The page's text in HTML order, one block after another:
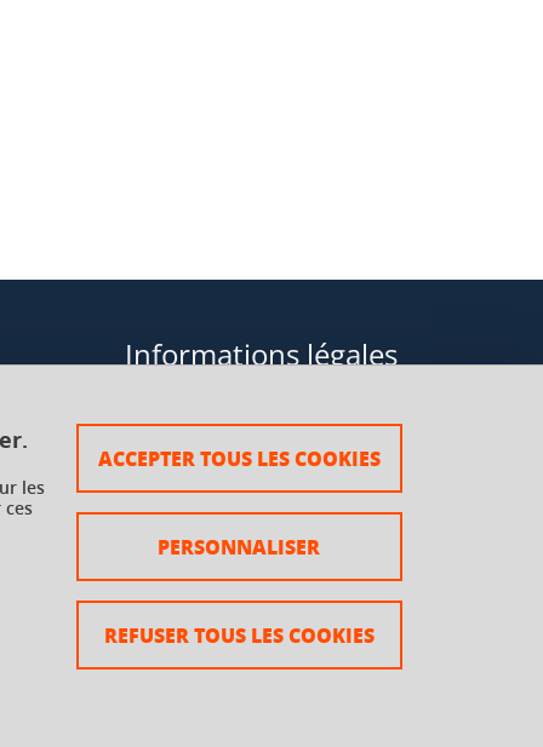
les
ces
ACCEPTER TOUS LES COOKIES
REFUSER TOUS LES COOKIES
PERSONNALISER
à
Informations légales
Plan du site
Mentions légales
Crédits
Accessibilité : non conforme